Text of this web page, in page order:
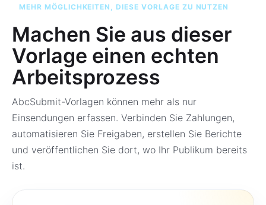
MEHR MÖGLICHKEITEN, DIESE VORLAGE ZU NUTZEN
Machen Sie aus dieser
Vorlage einen echten
Arbeitsprozess
AbcSubmit-Vorlagen können mehr als nur
Einsendungen erfassen. Verbinden Sie Zahlungen,
automatisieren Sie Freigaben, erstellen Sie Berichte
und veröffentlichen Sie dort, wo Ihr Publikum bereits
ist.